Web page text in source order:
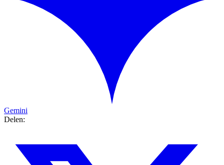
Gemini
Delen: